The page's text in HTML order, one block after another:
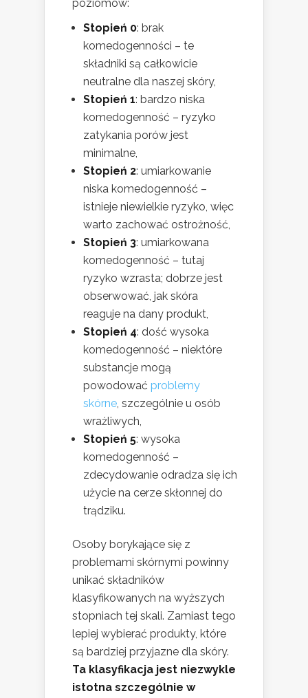
poziomów:
Stopień 0: brak
komedogenności – te
składniki są całkowicie
neutralne dla naszej skóry,
Stopień 1: bardzo niska
komedogenność – ryzyko
zatykania porów jest
minimalne,
Stopień 2: umiarkowanie
niska komedogenność –
istnieje niewielkie ryzyko, więc
warto zachować ostrożność,
Stopień 3: umiarkowana
komedogenność – tutaj
ryzyko wzrasta; dobrze jest
obserwować, jak skóra
reaguje na dany produkt,
Stopień 4: dość wysoka
komedogenność – niektóre
substancje mogą
powodować problemy
skórne, szczególnie u osób
wrażliwych,
Stopień 5: wysoka
komedogenność –
zdecydowanie odradza się ich
użycie na cerze skłonnej do
trądziku.
Osoby borykające się z
problemami skórnymi powinny
unikać składników
klasyfikowanych na wyższych
stopniach tej skali. Zamiast tego
lepiej wybierać produkty, które
są bardziej przyjazne dla skóry.
Ta klasyfikacja jest niezwykle
istotna szczególnie w